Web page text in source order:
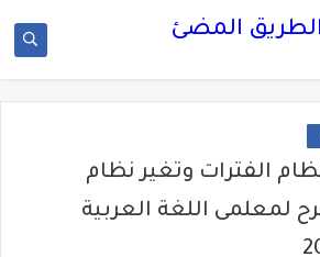
الطريق المضئ
الفترات وتغير نظام
اللغة العربية